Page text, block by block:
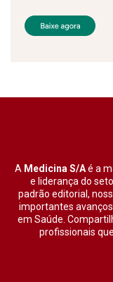
A Medicina S/Aé a
e liderança do
padrão editorial,
importantes
em Saúde.
profissionais